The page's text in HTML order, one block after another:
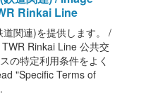
Rinkai Line
関連)を提供します。 /
Rinkai Line 公共交
の特定利用条件をよく
"Specific Terms of